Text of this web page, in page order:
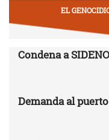
EL
Condena a
Demanda al